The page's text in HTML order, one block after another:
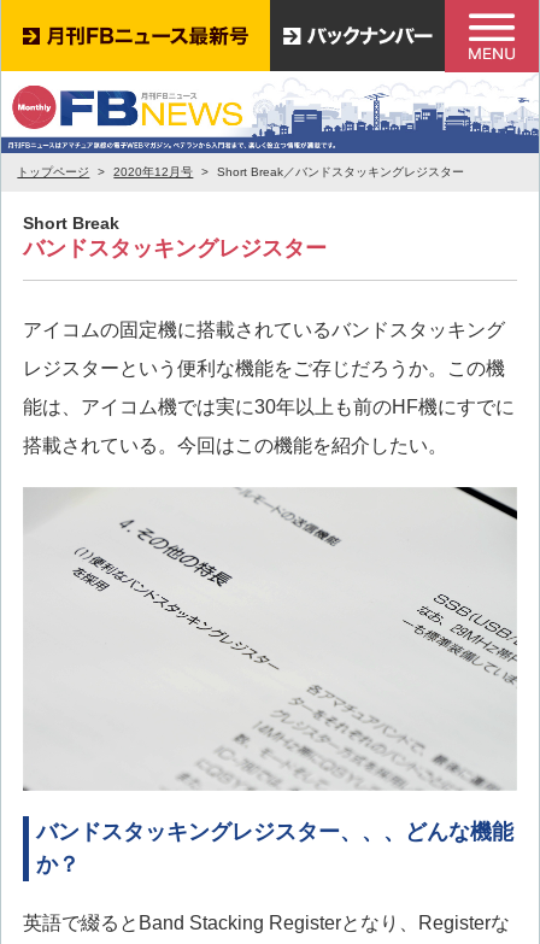
トップページ 2020年12月号 Short Break／バンドスタッキングレジスター
Short Break
バンドスタッキングレジスター
アイコムの固定機に搭載されているバンドスタッキング
レジスターという便利な機能をご存じだろうか。この機
能は、アイコム機では実に30年以上も前のHF機にすでに
搭載されている。今回はこの機能を紹介したい。
バンドスタッキングレジスター、、、どんな機能
か？
英語で綴るとBand Stacking Registerとなり、Registerな